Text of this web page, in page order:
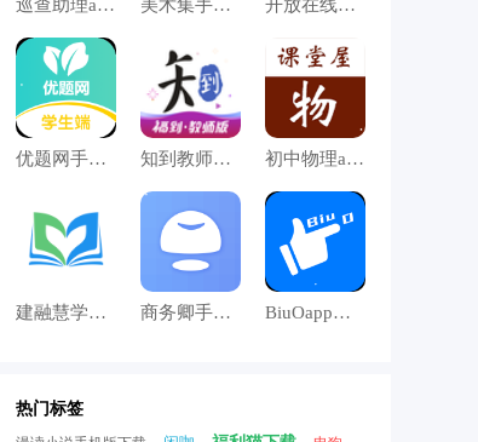
巡查助理app下载 美术集手机版下载 开放在线手机版下载
优题网手机版下载 知到教师版手机版下载 初中物理app下载
建融慧学手机版下载 商务卿手机版下载 BiuOapp下载
热门标签